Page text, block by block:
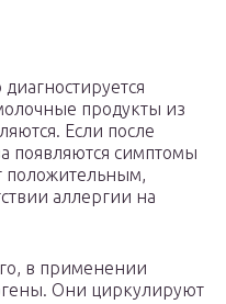
продукты из
Если после
появляются симптомы
положительным,
аллергии на
в применении
Они циркулируют